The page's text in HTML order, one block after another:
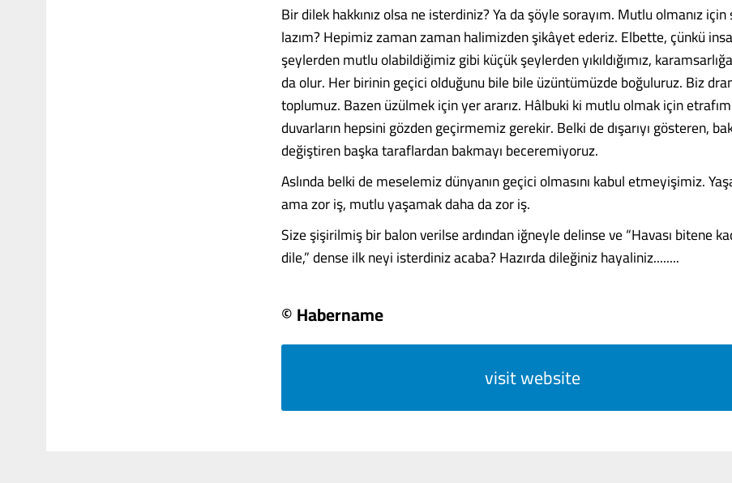
Bir dilek hakkınız olsa ne isterdiniz? Ya da şöyle sorayım. Mutlu olmanız için
lazım? Hepimiz zaman zaman halimizden şikâyet ederiz. Elbette, çünkü
şeylerden mutlu olabildiğimiz gibi küçük şeylerden yıkıldığımız, karamsarlığa
da olur. Her birinin geçici olduğunu bile bile üzüntümüzde boğuluruz. Biz
toplumuz. Bazen üzülmek için yer ararız. Hâlbuki ki mutlu olmak için
duvarların hepsini gözden geçirmemiz gerekir. Belki de dışarıyı gösteren,
değiştiren başka taraflardan bakmayı beceremiyoruz.
Aslında belki de meselemiz dünyanın geçici olmasını kabul etmeyişimiz.
ama zor iş, mutlu yaşamak daha da zor iş.
Size şişirilmiş bir balon verilse ardından iğneyle delinse ve “Havası bitene
dile,” dense ilk neyi isterdiniz acaba? Hazırda dileğiniz hayaliniz........
© Habername
visit website